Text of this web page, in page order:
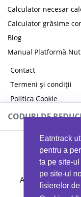
Eatntrack
pentru a
ta pe site-
pe site-ul
fisierelor
Calculator necesar
Calculator grăsime
Blog
Manual Platformă
Contact
Termeni și condiții
Politica Cookie
Politica de
CODURI DE
Ai 40%reducere